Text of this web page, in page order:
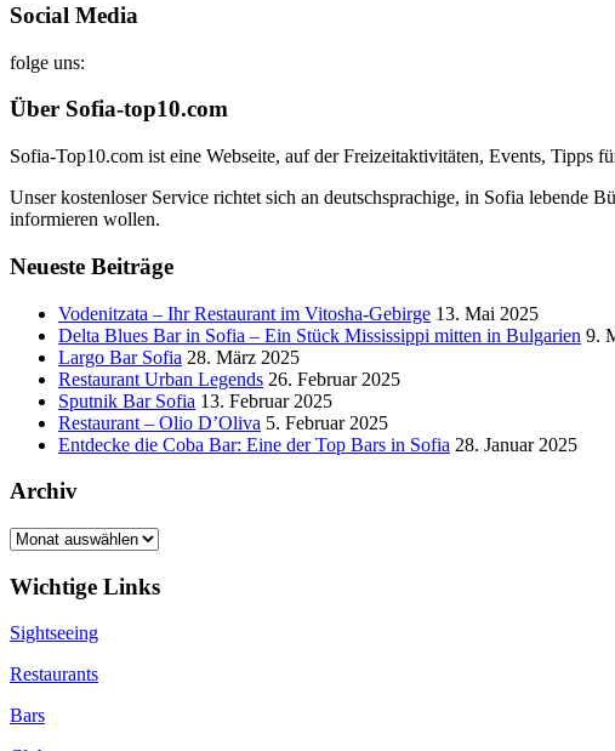
Social Media
folge uns:
Über Sofia-top10.com
Sofia-Top10.com ist eine Webseite, auf der Freizeitaktivitäten, Events, Tipps
Unser kostenloser Service richtet sich an deutschsprachige, in Sofia lebende
informieren wollen.
Neueste Beiträge
Vodenitzata – Ihr Restaurant im Vitosha-Gebirge 13. Mai 2025
Delta Blues Bar in Sofia – Ein Stück Mississippi mitten in Bulgarien 9.
Largo Bar Sofia 28. März 2025
Restaurant Urban Legends 26. Februar 2025
Sputnik Bar Sofia 13. Februar 2025
Restaurant – Olio D’Oliva 5. Februar 2025
Entdecke die Coba Bar: Eine der Top Bars in Sofia 28. Januar 2025
Archiv
Archiv
Wichtige Links
Sightseeing
Restaurants
Bars